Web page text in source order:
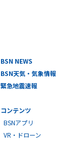
BSN NEWS
BSN天気・気象情報
緊急地震速報
コンテンツ
BSNアプリ
VR・ドローン